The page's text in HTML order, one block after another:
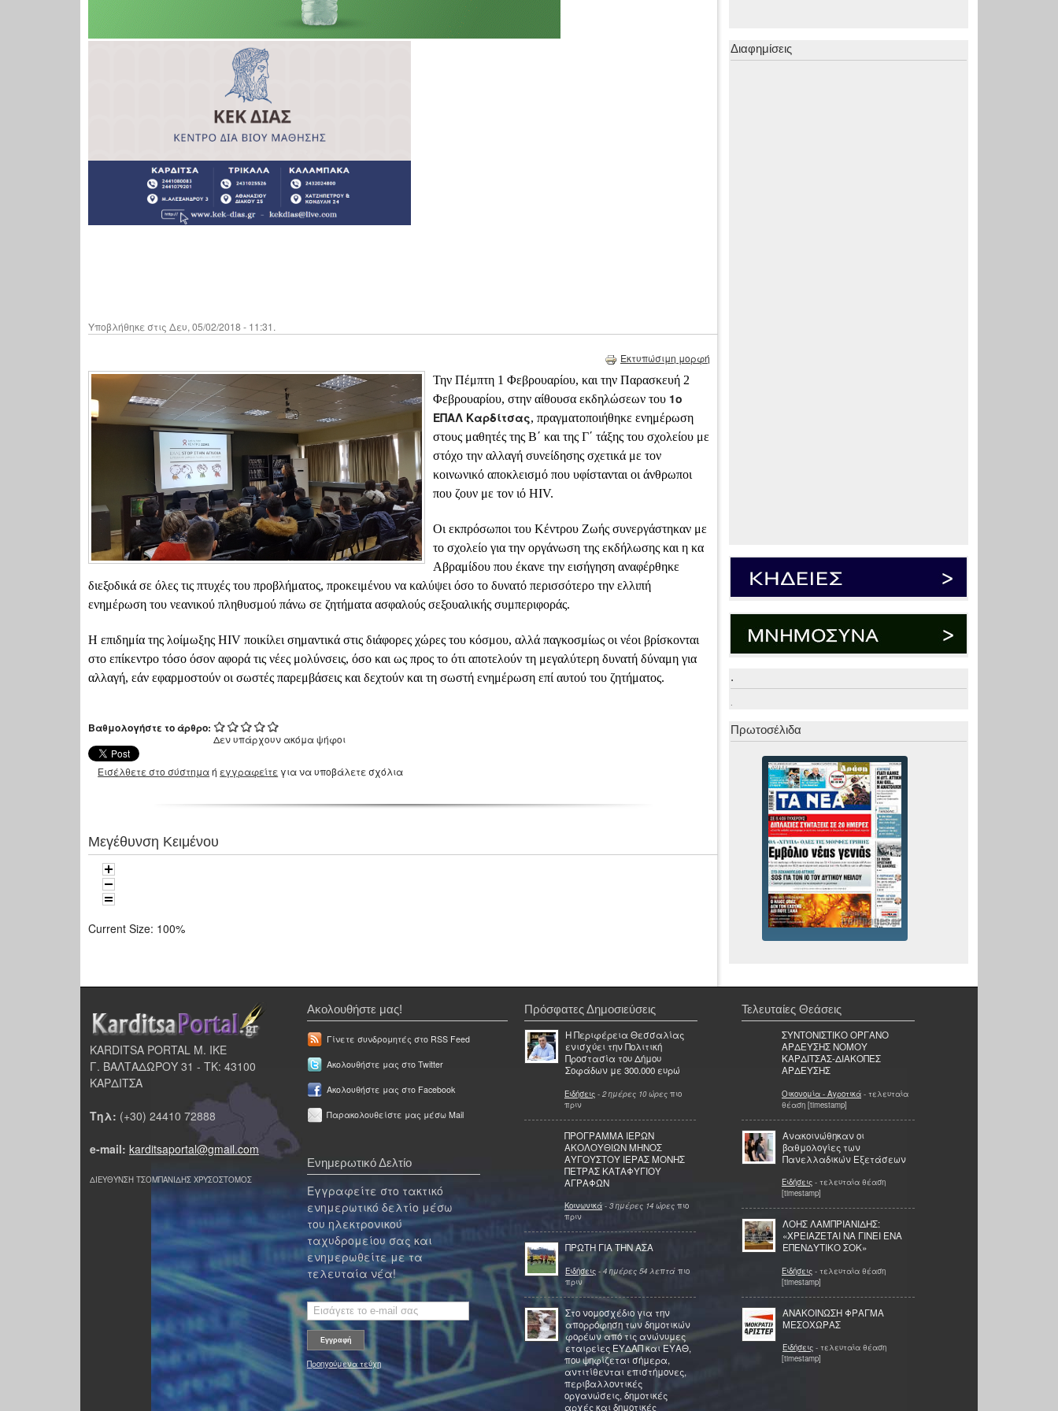
Υποβλήθηκε στις Δευ, 05/02/2018 - 11:31.
Εκτυπώσιμη μορφή
Την Πέμπτη 1 Φεβρουαρίου, και την Παρασκευή 2
Φεβρουαρίου, στην αίθουσα εκδηλώσεων του 1ο
ΕΠΑΛ Καρδίτσας, πραγματοποιήθηκε ενημέρωση
στους μαθητές της Β΄ και της Γ΄ τάξης του σχολείου με
στόχο την αλλαγή συνείδησης σχετικά με τον
κοινωνικό αποκλεισμό που υφίστανται οι άνθρωποι
που ζουν με τον ιό HIV.
Οι εκπρόσωποι του Κέντρου Ζωής συνεργάστηκαν με
το σχολείο για την οργάνωση της εκδήλωσης και η κα
Αβραμίδου που έκανε την εισήγηση αναφέρθηκε
διεξοδικά σε όλες τις πτυχές του προβλήματος, προκειμένου να καλύψει όσο το δυνατό περισσότερο την ελλιπή
ενημέρωση του νεανικού πληθυσμού πάνω σε ζητήματα ασφαλούς σεξουαλικής συμπεριφοράς.
Η επιδημία της λοίμωξης ΗΙV ποικίλει σημαντικά στις διάφορες χώρες του κόσμου, αλλά παγκοσμίως οι νέοι βρίσκονται
στο επίκεντρο τόσο όσον αφορά τις νέες μολύνσεις, όσο και ως προς το ότι αποτελούν τη μεγαλύτερη δυνατή δύναμη για
αλλαγή, εάν εφαρμοστούν οι σωστές παρεμβάσεις και δεχτούν και τη σωστή ενημέρωση επί αυτού του ζητήματος.
Βαθμολογήστε το άρθρο:
Δεν υπάρχουν ακόμα ψήφοι
Εισέλθετε στο σύστημαή εγγραφείτε για να υποβάλετε σχόλια
Μεγέθυνση Κειμένου
Current Size: 100%
Διαφημίσεις
.
.
Πρωτοσέλιδα
KARDITSA PORTAL Μ. ΙΚΕ
Γ. ΒΑΛΤΑΔΩΡΟΥ 31 - ΤΚ: 43100
ΚΑΡΔΙΤΣΑ
Τηλ: (+30) 24410 72888
e-mail: karditsaportal@gmail.com
ΔΙΕΥΘΥΝΣΗ ΤΣΟΜΠΑΝΙΔΗΣ ΧΡΥΣΟΣΤΟΜΟΣ
Ακολουθήστε μας!
Γίνετε συνδρομητές στο RSS Feed
Ακολουθήστε μας στο Twitter
Ακολουθήστε μας στο Facebook
Παρακολουθείστε μας μέσω Mail
Ενημερωτικό Δελτίο
Εγγραφείτε στο τακτικό
ενημερωτικό δελτίο μέσω
του ηλεκτρονικού
ταχυδρομείου σας και
ενημερωθείτε με τα
τελευταία νέα!
Προηγούμενα τεύχη
Πρόσφατες Δημοσιεύσεις
Η Περιφέρεια Θεσσαλίας
ενισχύει την Πολιτική
Προστασία του Δήμου
Σοφάδων με 300.000 ευρώ
Ειδήσεις - 2 ημέρες 10 ώρες πιο
πριν
ΠΡΟΓΡΑΜΜΑ ΙΕΡΩΝ
ΑΚΟΛΟΥΘΙΩΝ ΜΗΝΟΣ
ΑΥΓΟΥΣΤΟΥ ΙΕΡΑΣ ΜΟΝΗΣ
ΠΕΤΡΑΣ ΚΑΤΑΦΥΓΙΟΥ
ΑΓΡΑΦΩΝ
Κοινωνικά - 3 ημέρες 14 ώρες πιο
πριν
ΠΡΩΤΗ ΓΙΑ ΤΗΝ ΑΣΑ
Ειδήσεις - 4 ημέρες 54 λεπτά πιο
πριν
Στο νομοσχέδιο για την
απορρόφηση των δημοτικών
φορέων από τις ανώνυμες
εταιρείες ΕΥΔΑΠ και ΕΥΑΘ,
που ψηφίζεται σήμερα,
αντιτίθενται επιστήμονες,
περιβαλλοντικές
οργανώσεις, δημοτικές
αρχές και δημοτικές
Τελευταίες Θεάσεις
ΣΥΝΤΟΝΙΣΤΙΚΟ ΟΡΓΑΝΟ
ΑΡΔΕΥΣΗΣ ΝΟΜΟΥ
ΚΑΡΔΙΤΣΑΣ-ΔΙΑΚΟΠΕΣ
ΑΡΔΕΥΣΗΣ
Οικονομία - Αγροτικά - τελευταία
θέαση [timestamp]
Ανακοινώθηκαν οι
βαθμολογίες των
Πανελλαδικών Εξετάσεων
Ειδήσεις - τελευταία θέαση
[timestamp]
ΛΟΗΣ ΛΑΜΠΡΙΑΝΙΔΗΣ:
«ΧΡΕΙΑΖΕΤΑΙ ΝΑ ΓΙΝΕΙ ΕΝΑ
ΕΠΕΝΔΥΤΙΚΟ ΣΟΚ»
Ειδήσεις - τελευταία θέαση
[timestamp]
ΑΝΑΚΟΙΝΩΣΗ ΦΡΑΓΜΑ
ΜΕΣΟΧΩΡΑΣ
Ειδήσεις - τελευταία θέαση
[timestamp]